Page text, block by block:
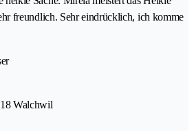
freundlich. Sehr eindrücklich, ich komme
Walchwil